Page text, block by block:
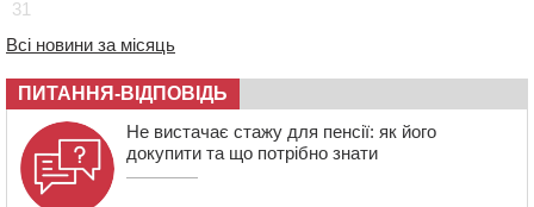
розмітку біля навчальних закладів (ФОТОФАКТ)
15:39 На честь загиблого захисника і чемпіона світу в
Черкасах відкрили спортивно-реабілітаційний центр
15:05 На Звенигородщині, попри заборону міськради,
проведуть “Ше.Fest”
31
Всі новини за місяць
ПИТАННЯ-ВІДПОВІДЬ
Не вистачає стажу для пенсії: як його
докупити та що потрібно знати